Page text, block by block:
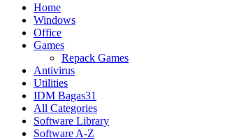
Home
Windows
Office
Games
Repack Games
Antivirus
Utilities
IDM Bagas31
All Categories
Software Library
Software A-Z